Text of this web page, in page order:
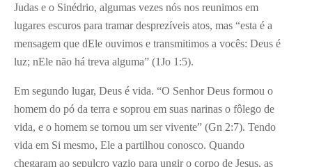
Judas e o Sinédrio, algumas vezes nós nos reunimos em
lugares escuros para tramar desprezíveis atos, mas “esta é a
mensagem que dEle ouvimos e transmitimos a vocês: Deus é
luz; nEle não há treva alguma” (1Jo 1:5).
Em segundo lugar, Deus é vida. “O Senhor Deus formou o
homem do pó da terra e soprou em suas narinas o fôlego de
vida, e o homem se tornou um ser vivente” (Gn 2:7). Tendo
vida em Si mesmo, Ele a partilhou conosco. Quando
chegaram ao sepulcro vazio para ungir o corpo de Jesus, as